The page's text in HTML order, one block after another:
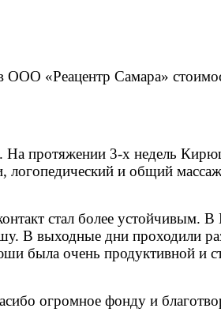
ООО «Реацентр Самара»
протяжении 3-х недель
логопедический и общий
стал более устойчивым.
В выходные дни проходили
была очень продуктивной и
огромное фонду и